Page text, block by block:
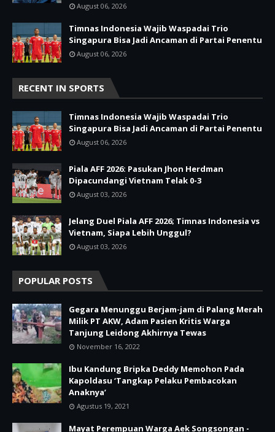
August 06, 2026
Timnas Indonesia Wajib Waspadai Trio
Singapura Bisa Jadi Ancaman di Partai Penentu
August 06, 2026
RECENT IN SPORTS
Timnas Indonesia Wajib Waspadai Trio
Singapura Bisa Jadi Ancaman di Partai Penentu
August 06, 2026
Piala AFF 2026: Pasukan Jhon Herdman
Dipacundangi Vietnam Telak 0-3
August 03, 2026
Jelang Duel Piala AFF 2026; Timnas Indonesia vs
Vietnam, Siapa Lebih Unggul?
August 03, 2026
POPULAR POSTS
Gegara Menunggu Berjam-jam di Palang Merah
Milik PT AKW, Adam Pasien Kritis Warga
Tanjung Leidong Akhirnya Tewas
November 16, 2022
Ibu Kandung Bripka Deddy Memohon Pada
Kapoldasu ‘Tangkap Pelaku Pembacokan
Anaknya’
Agustus 19, 2021
Mayat Perempuan Warga Aek Songsongan -